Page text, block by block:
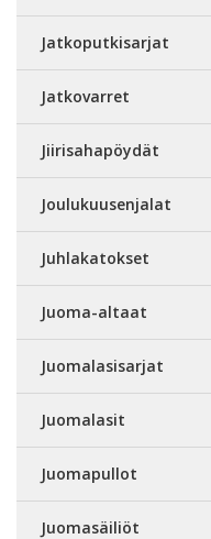
Jatkoputkisarjat
Jatkovarret
Jiirisahapöydät
Joulukuusenjalat
Juhlakatokset
Juoma-altaat
Juomalasisarjat
Juomalasit
Juomapullot
Juomasäiliöt